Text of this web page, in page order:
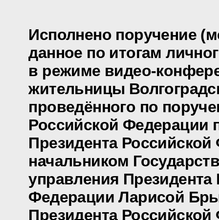
Исполнено поручение
данное по итогам
в режиме видео-
жительницы
проведённого по
Российской Федерации
Президента
начальником
управления Президента
Федерации Ларисой
Президента